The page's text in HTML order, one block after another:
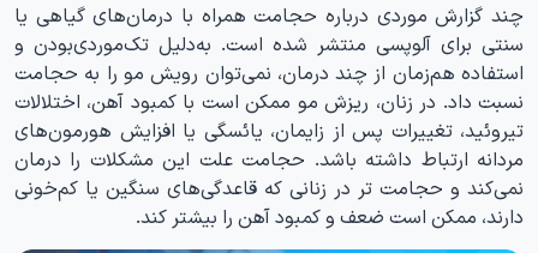
چند گزارش موردی درباره حجامت همراه با درمان‌های گیاهی یا
سنتی برای آلوپسی منتشر شده است. به‌دلیل تک‌موردی‌بودن و
استفاده هم‌زمان از چند درمان، نمی‌توان رویش مو را به حجامت
نسبت داد. در زنان، ریزش مو ممکن است با کمبود آهن، اختلالات
تیروئید، تغییرات پس از زایمان، یائسگی یا افزایش هورمون‌های
مردانه ارتباط داشته باشد. حجامت علت این مشکلات را درمان
نمی‌کند و حجامت تر در زنانی که قاعدگی‌های سنگین یا کم‌خونی
دارند، ممکن است ضعف و کمبود آهن را بیشتر کند.